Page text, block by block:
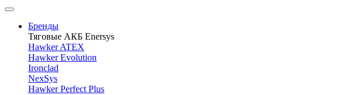
Бренды
Тяговые АКБ Enersys
Hawker ATEX
Hawker Evolution
Ironclad
NexSys
Hawker Perfect Plus